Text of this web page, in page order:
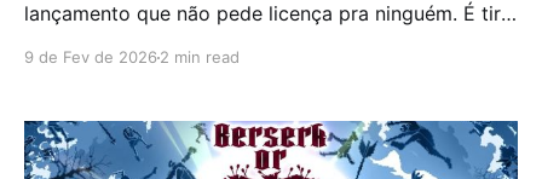
lançamento que não pede licença pra ninguém. É tiro,
2026 não vai ser um mês
9 de Fev de 2026 2 min read